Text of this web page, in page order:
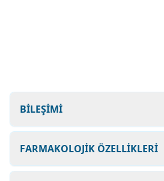
BİLEŞİMİ
FARMAKOLOJİK ÖZELLİKLERİ